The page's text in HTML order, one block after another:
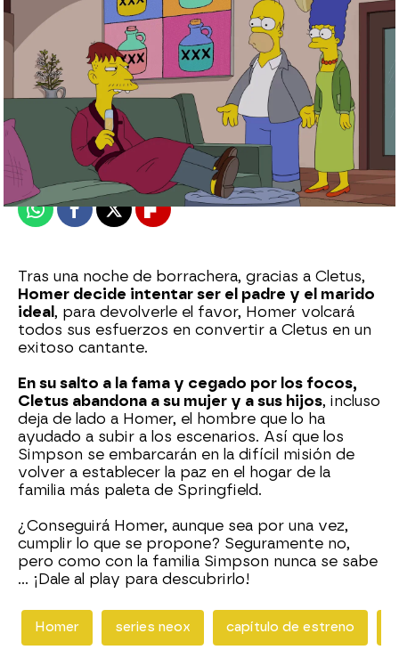
Madrid
Publicado:03 de diciembre de 2021, 22:33
WhatsappFacebook
X Flipboard
Tras una noche de borrachera, gracias a Cletus,
Homer decide intentar ser el padre y el marido
ideal , para devolverle el favor, Homer volcará
todos sus esfuerzos en convertir a Cletus en un
exitoso cantante.
En su salto a la fama y cegado por los focos,
Cletus abandona a su mujer y a sus hijos, incluso
deja de lado a Homer, el hombre que lo ha
ayudado a subir a los escenarios. Así que los
Simpson se embarcarán en la difícil misión de
volver a establecer la paz en el hogar de la
familia más paleta de Springfield.
¿Conseguirá Homer, aunque sea por una vez,
cumplir lo que se propone? Seguramente no,
pero como con la familia Simpson nunca se sabe
... ¡Dale al play para descubrirlo!
Homer series neox capítulo de estreno